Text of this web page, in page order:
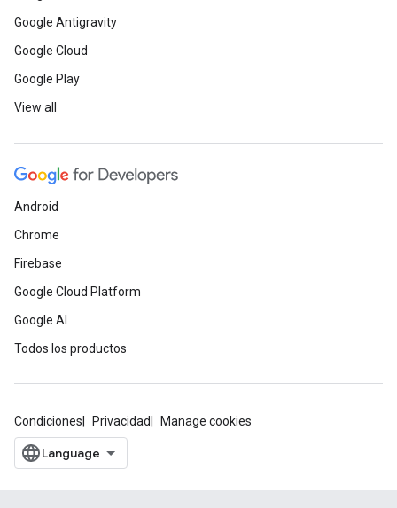
Google Antigravity
Google Cloud
Google Play
View all
Android
Chrome
Firebase
Google Cloud Platform
Google AI
Todos los productos
Condiciones Privacidad Manage cookies